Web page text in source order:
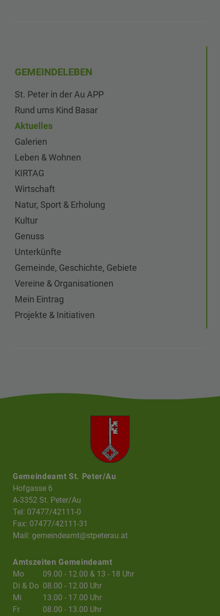
GEMEINDELEBEN
St. Peter in der Au APP
Rund ums Kind Basar
Aktuelles
Galerien
Leben & Wohnen
KIRTAG
Wirtschaft
Natur, Sport & Erholung
Kultur
Genuss
Unterkünfte
Gemeinde, Geschichte, Gebiete
Vereine & Organisationen
Mein Eintrag
Projekte & Initiativen
Gemeindeamt St. Peter/Au
Hofgasse 6
A-3352 St. Peter/Au
Tel: 07477/42111-0
Fax: 07477/42111-31
Mail:gemeindeamt@stpeterau.at
Amtszeiten Gemeindeamt
Mo
09.00 - 12.00 & 13 - 18 Uhr
Di & Do 08.00 - 12.00 Uhr
Mi
13.00 - 17.00 Uhr
Fr
08.00 - 13.00 Uhr